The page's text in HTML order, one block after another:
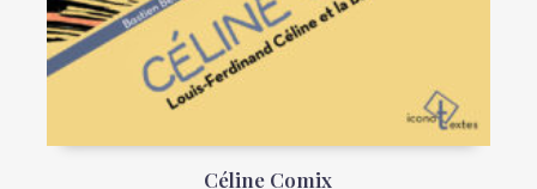
Céline Comix